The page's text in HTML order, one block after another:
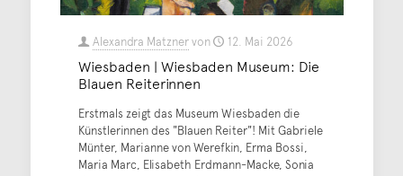
Alexandra Matznervon 12. Mai 2026
Wiesbaden | Wiesbaden Museum: Die
Blauen Reiterinnen
Erstmals zeigt das Museum Wiesbaden die
Künstlerinnen des "Blauen Reiter"! Mit Gabriele
Münter, Marianne von Werefkin, Erma Bossi,
Maria Marc, Elisabeth Erdmann-Macke, Sonia